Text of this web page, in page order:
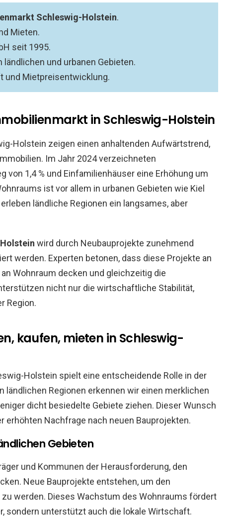
Schleswig-Holstein.
Mieten.
seit 1995.
und urbanen Gebieten.
und Mietpreisentwicklung.
in Schleswig-Holstein
Holstein zeigen einen anhaltenden Aufwärtstrend,
Im Jahr 2024 verzeichneten
1,4 % und Einfamilienhäuser eine Erhöhung um
ist vor allem in urbanen Gebieten wie Kiel
ländliche Regionen ein langsames, aber
wird durch Neubauprojekte zunehmend
werden. Experten betonen, dass diese Projekte an
Wohnraum decken und gleichzeitig die
nicht nur die wirtschaftliche Stabilität,
Region.
kaufen, mieten in Schleswig-
Holstein spielt eine entscheidende Rolle in der
Regionen erkennen wir einen merklichen
dicht besiedelte Gebiete ziehen. Dieser Wunsch
erhöhten Nachfrage nach neuen Bauprojekten.
Gebieten
und Kommunen der Herausforderung, den
Neue Bauprojekte entstehen, um den
werden. Dieses Wachstum des Wohnraums fördert
sondern unterstützt auch die lokale Wirtschaft.